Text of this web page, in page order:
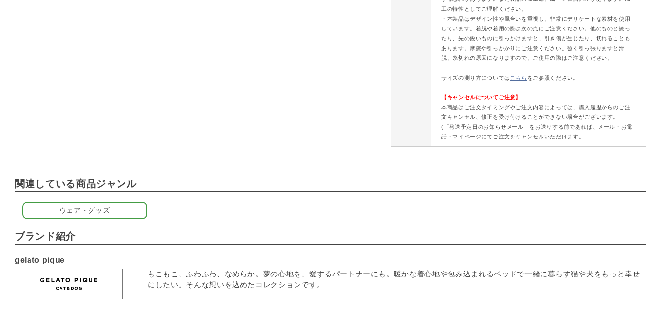
工の特性としてご理解ください。
・本製品はデザイン性や風合いを重視し、非常にデリケートな素材を使用
しています。着脱や着用の際は次の点にご注意ください。他のものと擦っ
たり、先の鋭いものに引っかけますと、引き傷が生じたり、切れることも
あります。摩擦や引っかかりにご注意ください。強く引っ張りますと滑
脱、糸切れの原因になりますので、ご使用の際はご注意ください。
サイズの測り方については こちら をご参照ください。
【キャンセルについてご注意】
本商品はご注文タイミングやご注文内容によっては、購入履歴からのご注
文キャンセル、修正を受け付けることができない場合がございます。
(「発送予定日のお知らせメール」をお送りする前であれば、メール・お電
話・マイページにてご注文をキャンセルいただけます。
関連している商品ジャンル
ウェア・グッズ
ブランド紹介
gelato pique
もこもこ、ふわふわ、なめらか。夢の心地を、愛するパートナーにも。暖かな着心地や包み込まれるベッドで一緒に暮らす猫や犬をもっと幸せ
にしたい。そんな想いを込めたコレクションです。